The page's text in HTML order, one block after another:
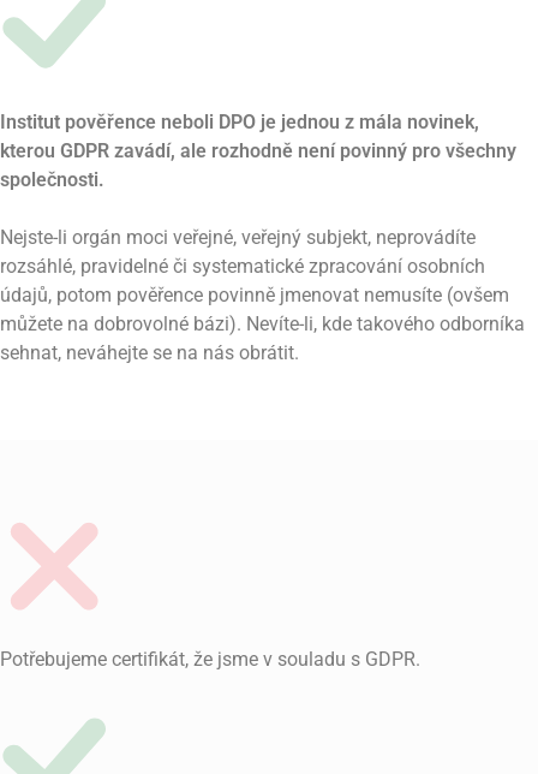
Institut pověřence neboli DPO je jednou z mála novinek,
kterou GDPR zavádí, ale rozhodně není povinný pro všechny
společnosti.
Nejste-li orgán moci veřejné, veřejný subjekt, neprovádíte
rozsáhlé, pravidelné či systematické zpracování osobních
údajů, potom pověřence povinně jmenovat nemusíte (ovšem
můžete na dobrovolné bázi). Nevíte-li, kde takového odborníka
sehnat, neváhejte se na nás obrátit.
Potřebujeme certifikát, že jsme v souladu s GDPR.